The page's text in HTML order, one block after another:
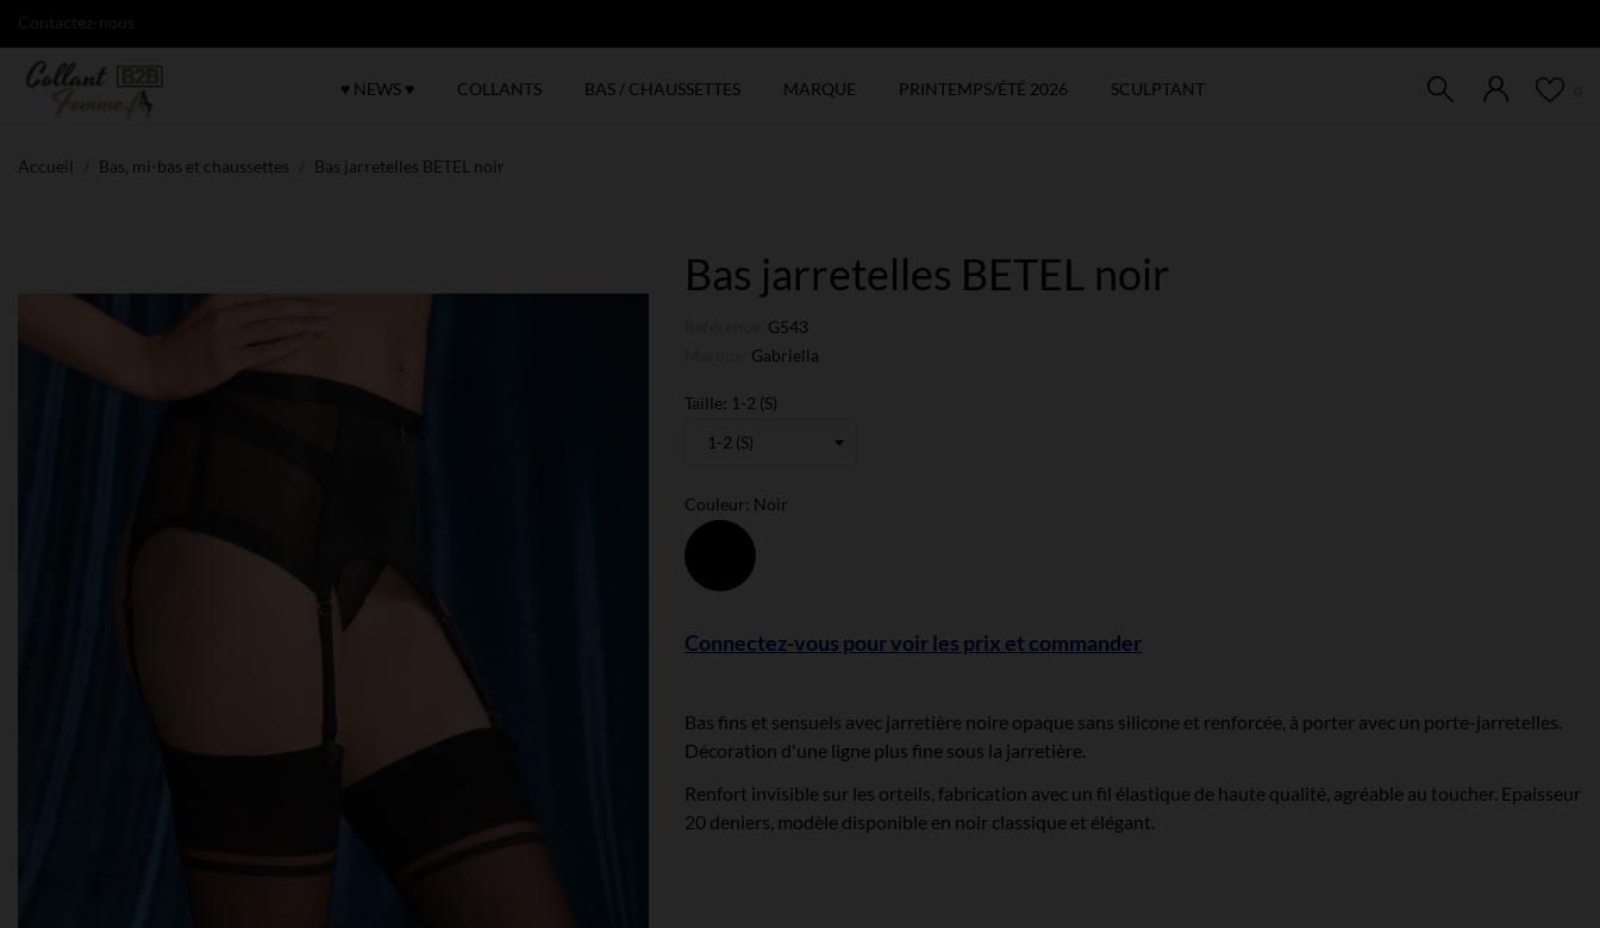
♥ NEWS ♥ COLLANTS BAS / CHAUSSETTES MARQUE PRINTEMPS/ÉTÉ 2026 SCULPTANT
Accueil Bas, mi-bas et chaussettes Bas jarretelles BETEL noir
Bas jarretelles BETEL noir
G543
Gabriella
Taille: 1-2 (S)
Couleur: Noir
Connectez-vous pour voir les prix et commander
Bas fins et sensuels avec jarretière noire opaque sans silicone et renforcée, à porter avec un porte-jarretelles.
Décoration d'une ligne plus fine sous la jarretière.
Renfort invisible sur les orteils, fabrication avec un fil élastique de haute qualité, agréable au toucher. Epaisseur
20 deniers, modèle disponible en noir classique et élégant.